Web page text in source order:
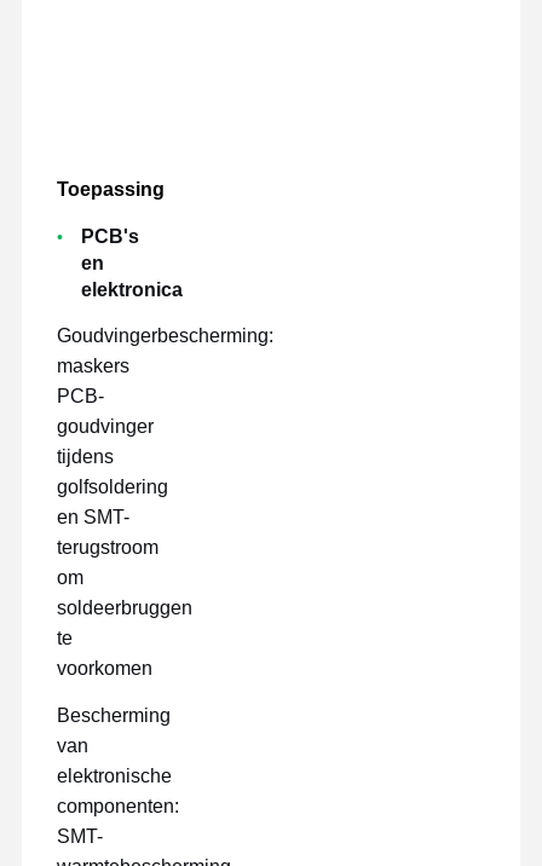
Toepassing
PCB's
en
elektronica
Goudvingerbescherming:
maskers
PCB-
goudvinger
tijdens
golfsoldering
en SMT-
terugstroom
om
soldeerbruggen
te
voorkomen
Bescherming
van
elektronische
componenten:
SMT-